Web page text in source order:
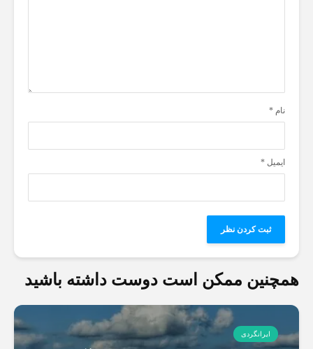
نام *
ایمیل *
همچنین ممکن است دوست داشته باشید
ایرانگردی